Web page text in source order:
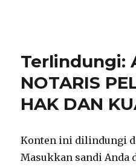
Terlindungi:
NOTARIS
HAK DAN
Konten ini dilindungi
Masukkan sandi Anda